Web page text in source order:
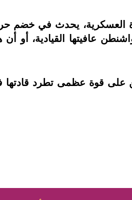
العسكرية، يحدث في خضم
عافيتها القيادية، أو
على قوة عظمى تطرد